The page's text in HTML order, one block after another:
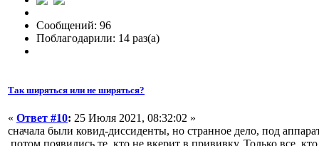
Сообщений: 96
Поблагодарили: 14 раз(а)
Так ширяться или не ширяться?
« Ответ #10: 25 Июля 2021, 08:32:02 »
сначала были ковид-диссиденты, но странное дело, под